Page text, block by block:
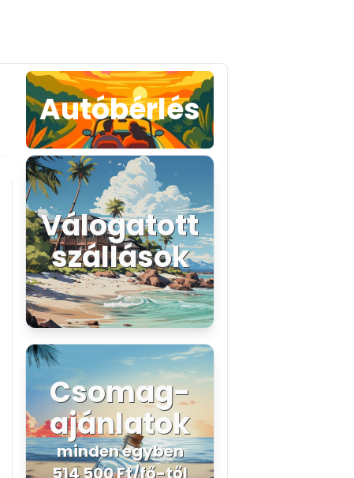
Autóbérlés
Válogatott
szállások
Csomag-
ajánlatok
minden egyben
514 500 Ft/fő-től